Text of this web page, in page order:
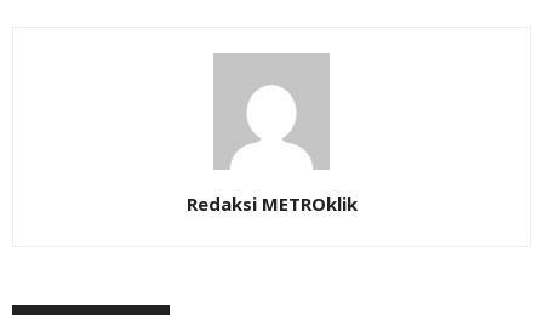
Redaksi METROklik